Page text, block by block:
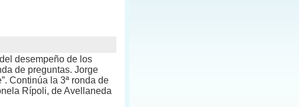
desempeño de los
de preguntas. Jorge
Continúa la 3ª ronda de
Rípoli, de Avellaneda